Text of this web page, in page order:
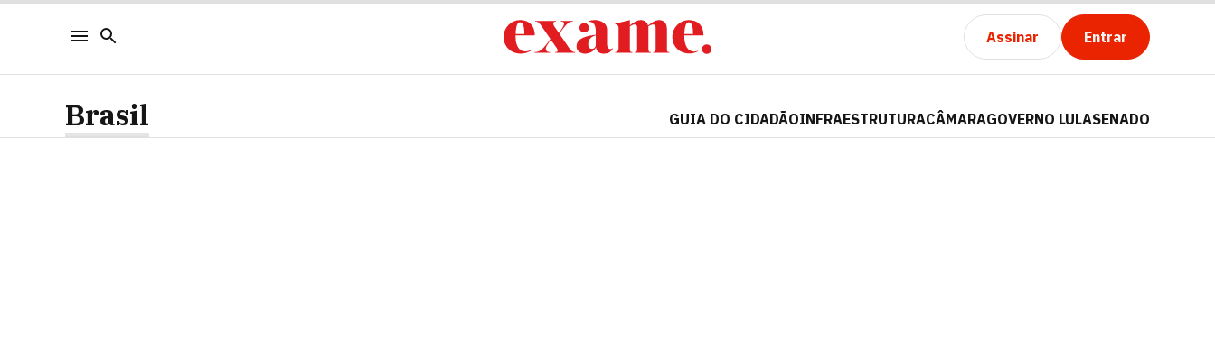
Assinar Entrar
Brasil GUIA DO CIDADÃOINFRAESTRUTURACÂMARAGOVERNO LULASENADO